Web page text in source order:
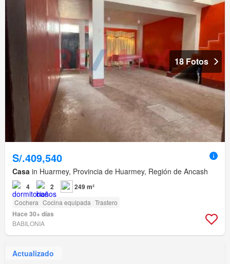
18 Fotos
S/.409,540
Casa in Huarmey, Provincia de Huarmey, Región de Ancash
4 2 249 m²
Cochera Cocina equipada Trastero
Hace 30+ días
BABILONIA
Actualizado